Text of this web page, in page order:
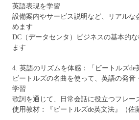
英語表現を学習
設備案内やサービス説明など、リアルな
めます
DC（データセンタ）ビジネスの基本的
ます
4. 英語のリズムを体感：「ビートルズde
ビートルズの名曲を使って、英語の発音
学習
歌詞を通じて、日常会話に役立つフレー
使用教材：『ビートルズde英文法』（佐